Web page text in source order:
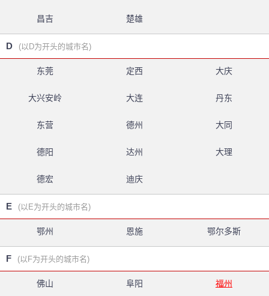
昌吉 楚雄
D (以D为开头的城市名)
东莞 定西 大庆
大兴安岭 大连 丹东
东营 德州 大同
德阳 达州 大理
德宏 迪庆
E (以E为开头的城市名)
鄂州 恩施 鄂尔多斯
F (以F为开头的城市名)
佛山 阜阳 福州